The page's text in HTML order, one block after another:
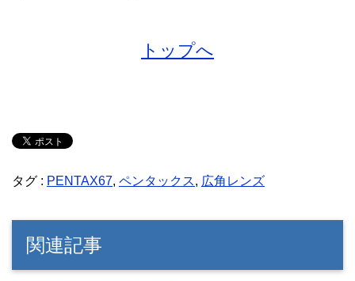
トップへ
タグ : PENTAX67, ペンタックス, 広角レンズ
関連記事